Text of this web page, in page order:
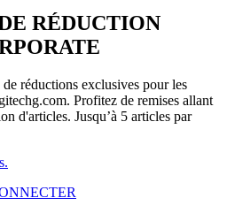
RÉDUCTION
réductions exclusives pour les
Profitez de remises allant
d'articles. Jusqu’à 5 articles par